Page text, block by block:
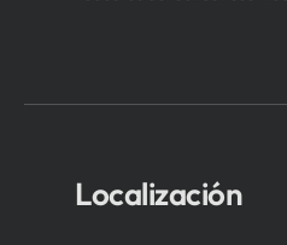
Localización